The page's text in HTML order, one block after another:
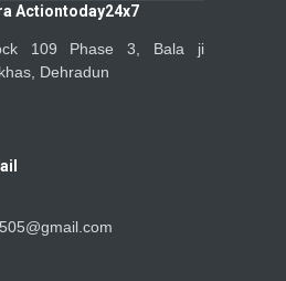
Actiontoday24x7
109 Phase 3, Bala ji
Dehradun